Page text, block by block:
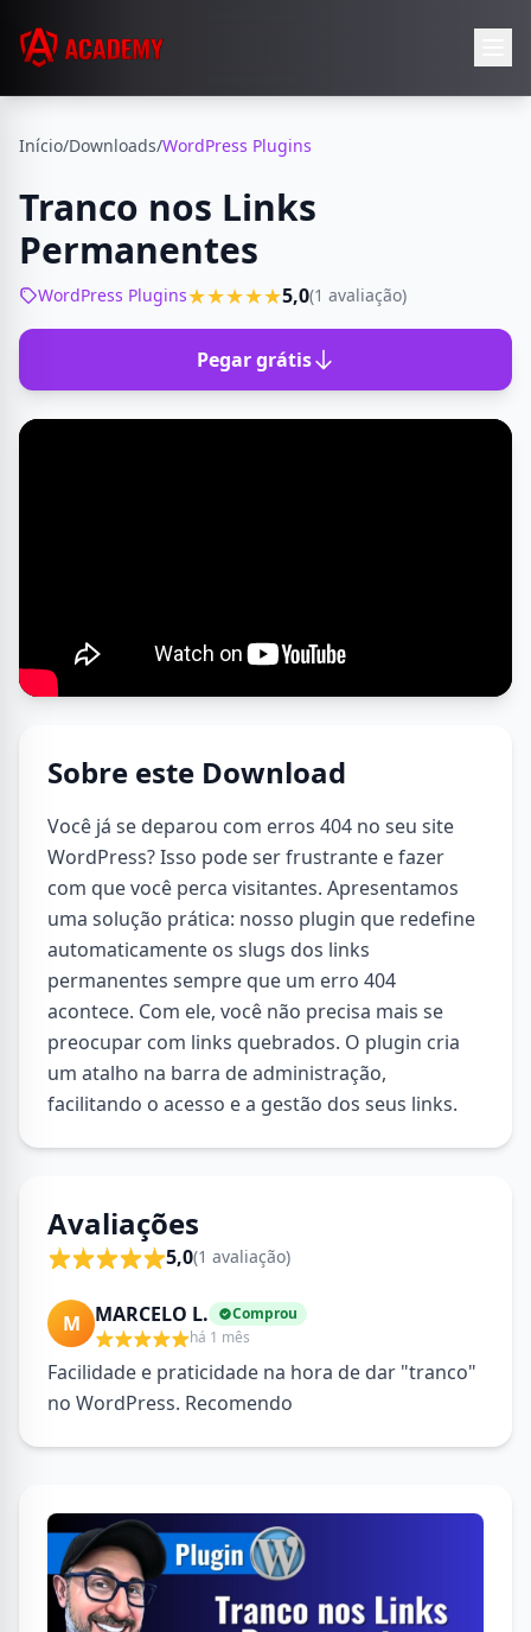
Início/Downloads/WordPress Plugins
Tranco nos Links
Permanentes
WordPress Plugins★★★★★5,0(1 avaliação)
Pegar grátis
Sobre este Download
Você já se deparou com erros 404 no seu site
WordPress? Isso pode ser frustrante e fazer
com que você perca visitantes. Apresentamos
uma solução prática: nosso plugin que redefine
automaticamente os slugs dos links
permanentes sempre que um erro 404
acontece. Com ele, você não precisa mais se
preocupar com links quebrados. O plugin cria
um atalho na barra de administração,
facilitando o acesso e a gestão dos seus links.
Avaliações
5,0(1 avaliação)
M MARCELO L.
Comprou
há 1 mês
Facilidade e praticidade na hora de dar "tranco"
no WordPress. Recomendo